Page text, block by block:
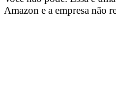
Amazon e a empresa não